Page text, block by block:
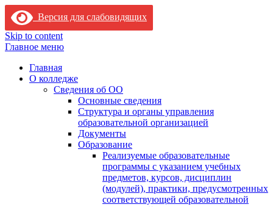
Версия для слабовидящих
Skip to content
Главное меню
Главная
О колледже
Сведения об ОО
Основные сведения
Структура и органы управления
образовательной организацией
Документы
Образование
Реализуемые образовательные
программы с указанием учебных
предметов, курсов, дисциплин
(модулей), практики, предусмотренных
соответствующей образовательной